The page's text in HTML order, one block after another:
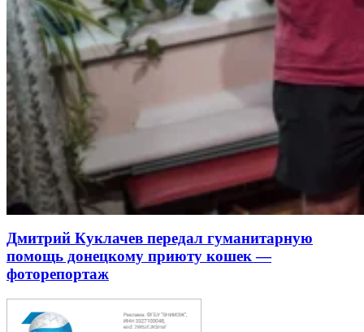
Дмитрий Куклачев передал гуманитарную
помощь донецкому приюту кошек —
фоторепортаж